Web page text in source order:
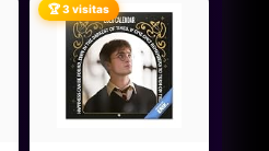
🏆 3 visitas